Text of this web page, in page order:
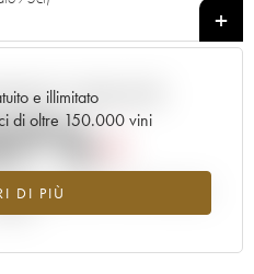
+
e illimitato
di oltre 150.000 vini
DI PIÙ
in tempo reale
2018 nel 2026 rispetto